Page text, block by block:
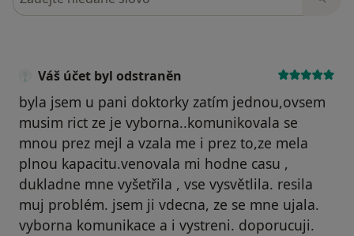
Váš účet byl odstraněn
byla jsem u pani doktorky zatím jednou,ovsem
musim rict ze je vyborna..komunikovala se
mnou prez mejl a vzala me i prez to,ze mela
plnou kapacitu.venovala mi hodne casu ,
dukladne mne vyšetřila , vse vysvětlila. resila
muj problém. jsem ji vdecna, ze se mne ujala.
vyborna komunikace a i vystreni. doporucuji.